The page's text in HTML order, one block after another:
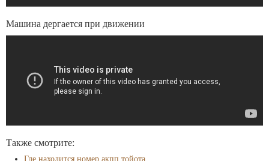
Машина дергается при движении
Также смотрите:
Где находится номер акпп тойота